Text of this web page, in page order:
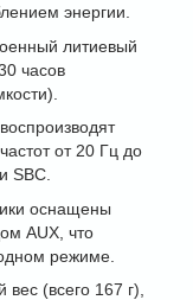
энергии.
литиевый
часов
воспроизводят
от 20 Гц до
SBC.
оснащены
AUX, что
режиме.
вес (всего 167 г),